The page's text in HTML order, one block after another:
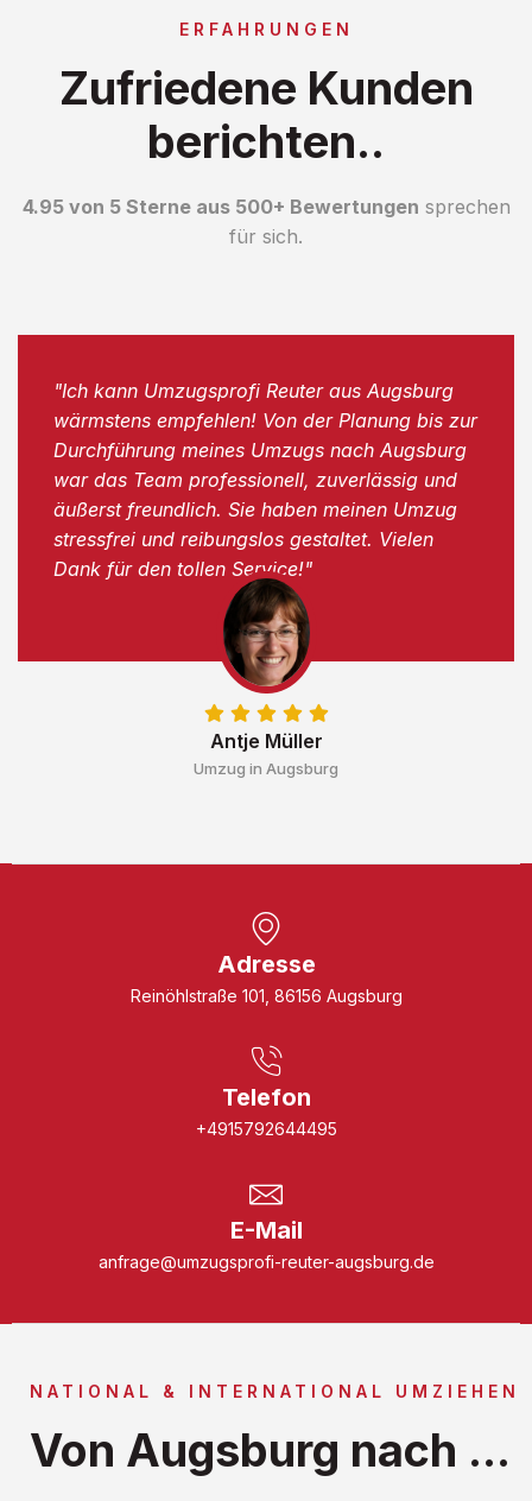
ERFAHRUNGEN
Zufriedene Kunden
berichten..
4.95 von 5 Sterne aus 500+ Bewertungen sprechen
für sich.
Antje Müller
Umzug in Augsburg
"Ich kann Umzugsprofi Reuter aus Augsburg
wärmstens empfehlen! Von der Planung bis zur
Durchführung meines Umzugs nach Augsburg
war das Team professionell, zuverlässig und
äußerst freundlich. Sie haben meinen Umzug
stressfrei und reibungslos gestaltet. Vielen
Dank für den tollen Service!"
Adresse
Reinöhlstraße 101, 86156 Augsburg
Telefon
+4915792644495
E-Mail
anfrage@umzugsprofi-reuter-augsburg.de
NATIONAL & INTERNATIONAL UMZIEHEN
Von Augsburg nach ...